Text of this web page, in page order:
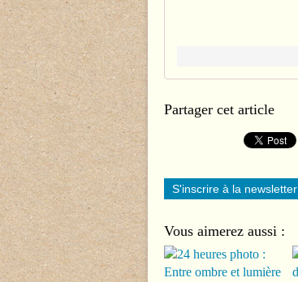
Partager cet article
S'inscrire à la newsletter
Vous aimerez aussi :